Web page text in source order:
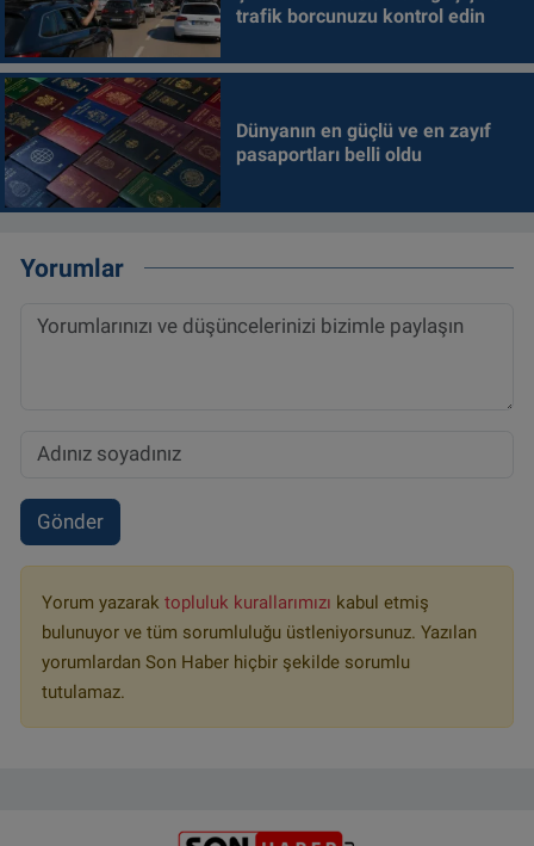
trafik borcunuzu kontrol edin
Dünyanın en güçlü ve en zayıf
pasaportları belli oldu
Yorumlar
Gönder
Yorum yazarak topluluk kurallarımızı kabul etmiş
bulunuyor ve tüm sorumluluğu üstleniyorsunuz. Yazılan
yorumlardan Son Haber hiçbir şekilde sorumlu
tutulamaz.